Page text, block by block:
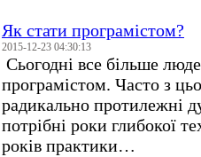
Як стати програмістом?
2015-12-23 04:30:13
Сьогодні все більше
програмістом. Часто з
радикально протилежні
потрібні роки глибокої
років практики…